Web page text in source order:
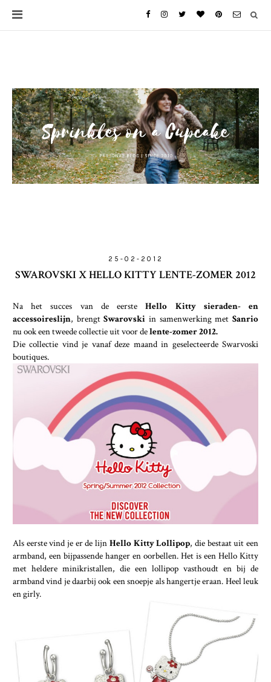
25-02-2012
SWAROVSKI X HELLO KITTY LENTE-ZOMER 2012
Na het succes van de eersteHello Kitty sieraden- en
accessoireslijn, brengtSwarovskiin samenwerking metSanrio
nu ook een tweede collectie uit voor delente-zomer 2012.
Die collectie vind je vanaf deze maand in geselecteerde Swarvoski
boutiques.
Als eerste vind je er de lijn Hello Kitty Lollipop, die bestaat uit een
armband, een bijpassende hanger en oorbellen. Het is een Hello Kitty
met heldere minikristallen, die een lollipop vasthoudt en bij de
armband vind je daarbij ook een snoepje als hangertje eraan. Heel leuk
en girly.